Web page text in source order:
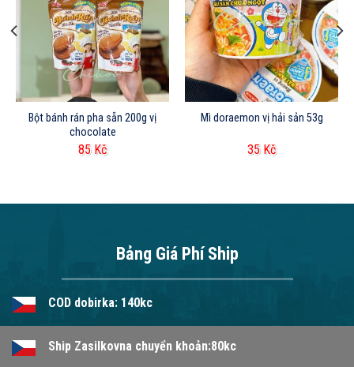
Bột bánh rán pha sẵn 200g vị
chocolate
85 Kč
Mì doraemon vị hải sản 53g
35 Kč
Bảng Giá Phí Ship
COD dobirka: 140kc
Ship Zasilkovna chuyển khoản:80kc